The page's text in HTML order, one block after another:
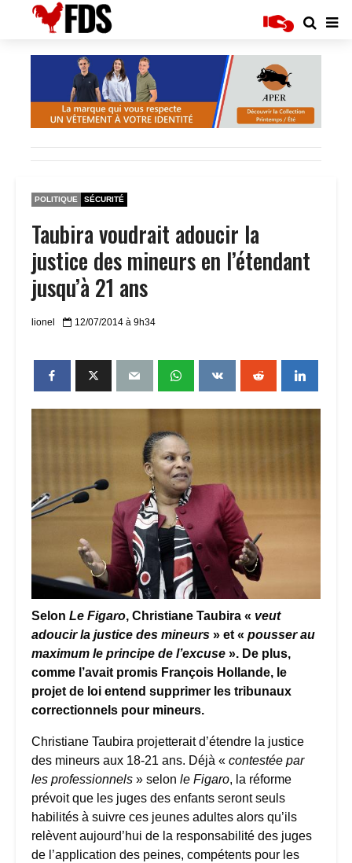
POLITIQUE SÉCURITÉ
Taubira voudrait adoucir la
justice des mineurs en l’étendant
jusqu’à 21 ans
lionel 12/07/2014 à 9h34
Selon Le Figaro, Christiane Taubira « veut
adoucir la justice des mineurs » et « pousser au
maximum le principe de l’excuse ». De plus,
comme l’avait promis François Hollande, le
projet de loi entend supprimer les tribunaux
correctionnels pour mineurs.
Christiane Taubira projetterait d’étendre la justice
des mineurs aux 18-21 ans. Déjà « contestée par
les professionnels » selon le Figaro, la réforme
prévoit que les juges des enfants seront seuls
habilités à suivre ces jeunes adultes alors qu’ils
relèvent aujourd’hui de la responsabilité des juges
de l’application des peines, compétents pour les